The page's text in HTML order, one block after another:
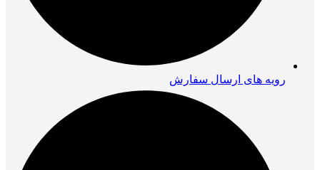
رویه های ارسال سفارش